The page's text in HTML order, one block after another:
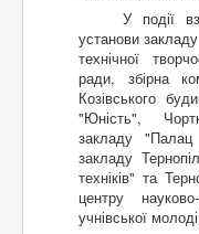
У події
установи
технічної
ради, збірна
Козівського
"Юність",
закладу
закладу
техніків" та
центру
учнівської